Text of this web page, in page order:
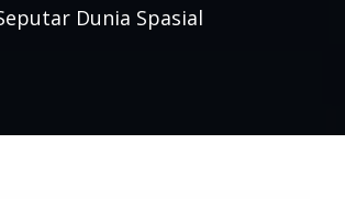
Dunia Spasial